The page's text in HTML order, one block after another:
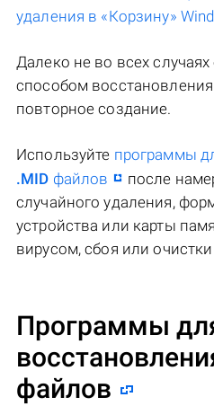
удаления в «Корзину»
Далеко не во всех
способом восстановления
повторное создание.
Используйте программы
.MID файлов
после
случайного удаления,
устройства или карты
вирусом, сбоя или
Программы
файлов